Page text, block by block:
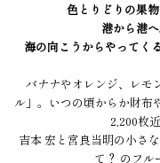
色とりどりの果
港から港
海の向こうからやってく
バナナやオレンジ、レモ
ル」。いつの頃からか財布
2,200枚
吉本 宏と宮良当明の小さ
て？ のフル